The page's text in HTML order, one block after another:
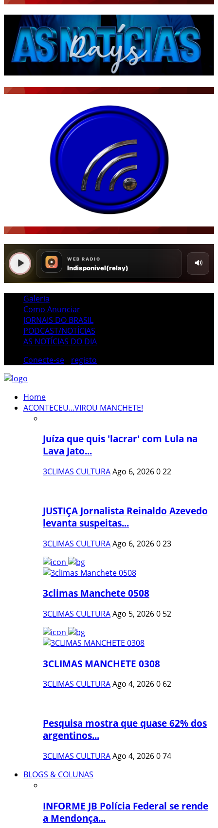
Galeria
Como Anunciar
JORNAIS DO BRASIL
PODCAST/NOTÍCIAS
AS NOTÍCIAS DO DIA
Conecte-se
registo
Home
ACONTECEU...VIROU MANCHETE!
Juíza que quis 'lacrar' com Lula na
Lava Jato...
3CLIMAS CULTURAAgo 6, 2026022
JUSTIÇA Jornalista Reinaldo Azevedo
levanta suspeitas...
3CLIMAS CULTURAAgo 6, 2026023
3climas Manchete 0508
3CLIMAS CULTURAAgo 5, 20260 52
3CLIMAS MANCHETE 0308
3CLIMAS CULTURAAgo 4, 20260 62
Pesquisa mostra que quase 62% dos
argentinos...
3CLIMAS CULTURAAgo 4, 2026074
BLOGS & COLUNAS
INFORME JB Polícia Federal se rende
a Mendonça...